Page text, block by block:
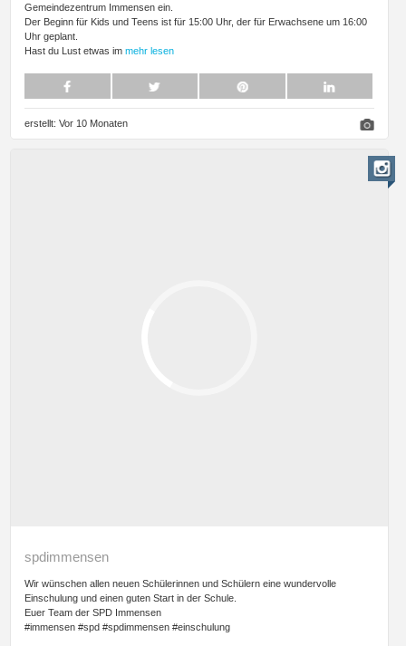
Gemeindezentrum Immensen ein.
Der Beginn für Kids und Teens ist für 15:00 Uhr, der für Erwachsene um 16:00
Uhr geplant.
Hast du Lust etwas im mehr lesen
erstellt: Vor 10 Monaten
spdimmensen
Wir wünschen allen neuen Schülerinnen und Schülern eine wundervolle
Einschulung und einen guten Start in der Schule.
Euer Team der SPD Immensen
#immensen #spd #spdimmensen #einschulung